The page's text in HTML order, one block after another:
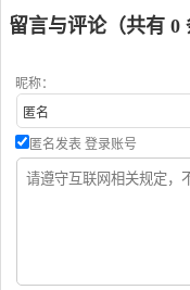
力)，自然风光演唱点播:141次
留言与评论（共有 0
昵称：
匿名发表 登录账号